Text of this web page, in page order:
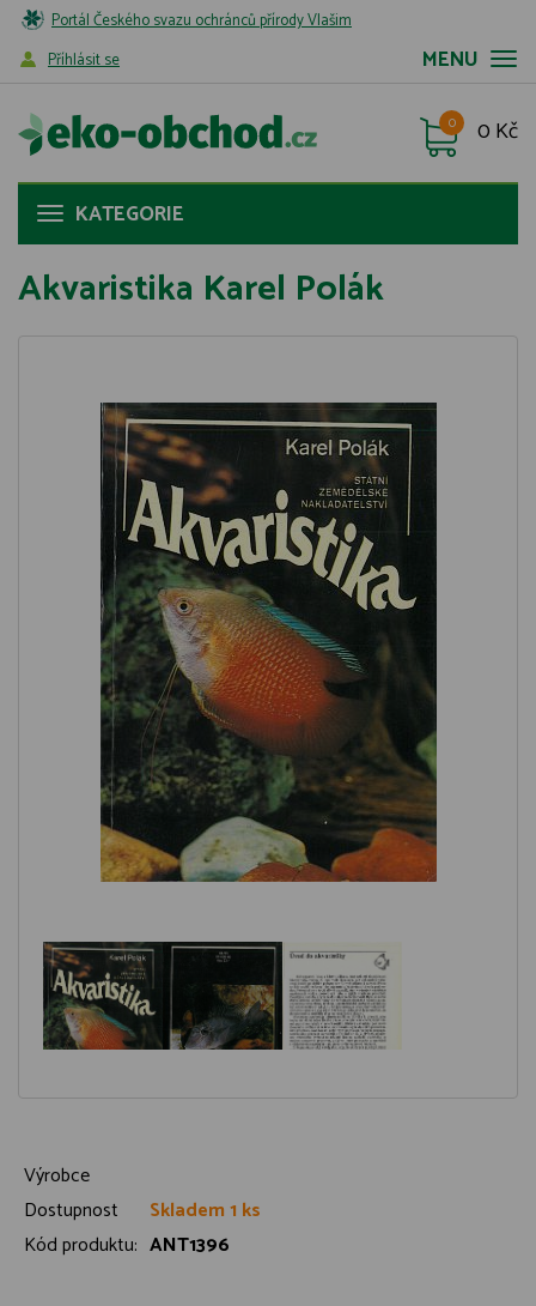
Portál Českého svazu ochránců přírody Vlašim
MENU
Příhlásit se
0 Kč
0
KATEGORIE
Akvaristika Karel Polák
Výrobce
Dostupnost
Skladem 1 ks
Kód produktu: ANT1396